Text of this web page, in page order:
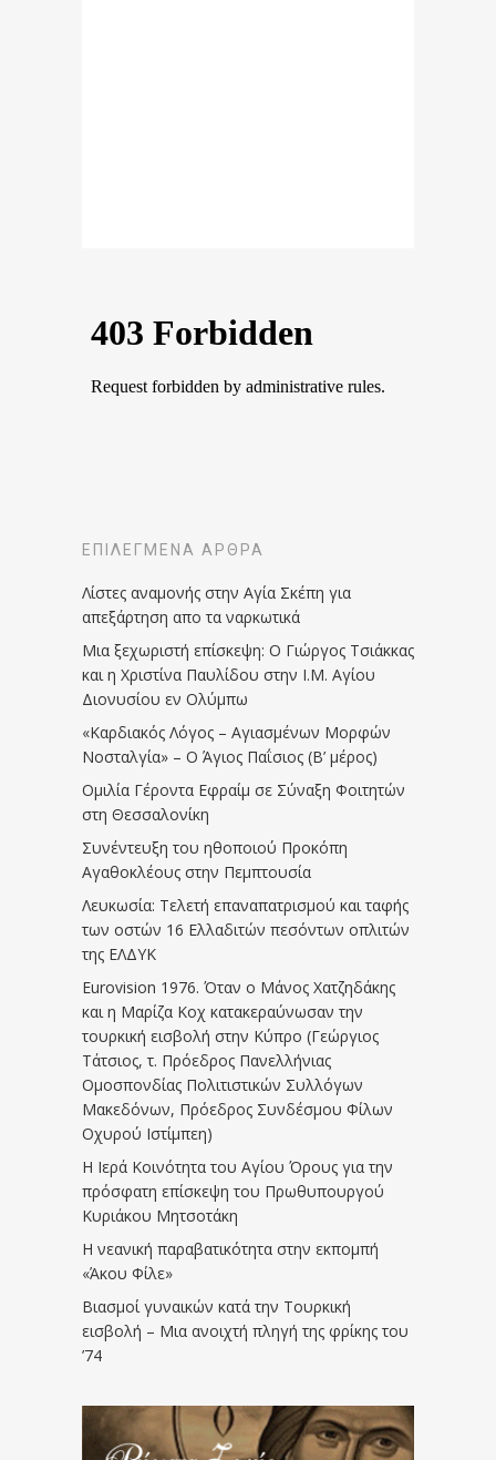
ΕΠΙΛΕΓΜΈΝΑ ΆΡΘΡΑ
Λίστες αναμονής στην Αγία Σκέπη για
απεξάρτηση απο τα ναρκωτικά
Μια ξεχωριστή επίσκεψη: Ο Γιώργος Τσιάκκας
και η Χριστίνα Παυλίδου στην Ι.Μ. Αγίου
Διονυσίου εν Ολύμπω
«Καρδιακός Λόγος – Αγιασμένων Μορφών
Νοσταλγία» – Ο Άγιος Παΐσιος (Β’ μέρος)
Ομιλία Γέροντα Εφραίμ σε Σύναξη Φοιτητών
στη Θεσσαλονίκη
Συνέντευξη του ηθοποιού Προκόπη
Αγαθοκλέους στην Πεμπτουσία
Λευκωσία: Τελετή επαναπατρισμού και ταφής
των οστών 16 Ελλαδιτών πεσόντων οπλιτών
της ΕΛΔΥΚ
Eurovision 1976. Όταν ο Μάνος Χατζηδάκης
και η Μαρίζα Κοχ κατακεραύνωσαν την
τουρκική εισβολή στην Κύπρο (Γεώργιος
Τάτσιος, τ. Πρόεδρος Πανελλήνιας
Ομοσπονδίας Πολιτιστικών Συλλόγων
Μακεδόνων, Πρόεδρος Συνδέσμου Φίλων
Οχυρού Ιστίμπεη)
Η Ιερά Κοινότητα του Αγίου Όρους για την
πρόσφατη επίσκεψη του Πρωθυπουργού
Κυριάκου Μητσοτάκη
Η νεανική παραβατικότητα στην εκπομπή
«Άκου Φίλε»
Βιασμοί γυναικών κατά την Τουρκική
εισβολή – Μια ανοιχτή πληγή της φρίκης του
’74